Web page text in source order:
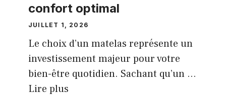
confort optimal
JUILLET 1, 2026
Le choix d’un matelas représente un
investissement majeur pour votre
bien-être quotidien. Sachant qu’un ...
Lire plus